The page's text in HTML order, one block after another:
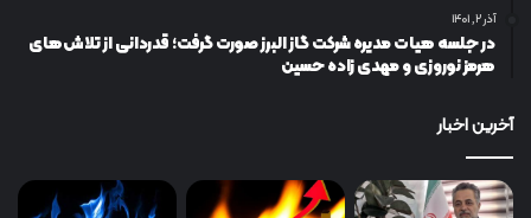
آذر ۲, ۱۴۰۱
در جلسه هیات مدیره شرکت گاز البرز صورت گرفت؛ قدردانی از تلاش‌های
هرمز نوروزی و مهدی زاده حسین
آخرین اخبار